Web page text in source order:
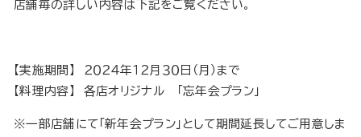
店舗毎の詳しい内容は下記をご覧ください。
【実施期間】 ２０２４年１２月３０日（月）まで
【料理内容】 各店オリジナル 「忘年会プラン」
※一部店舗にて「新年会プラン」として期間延長してご用意しま